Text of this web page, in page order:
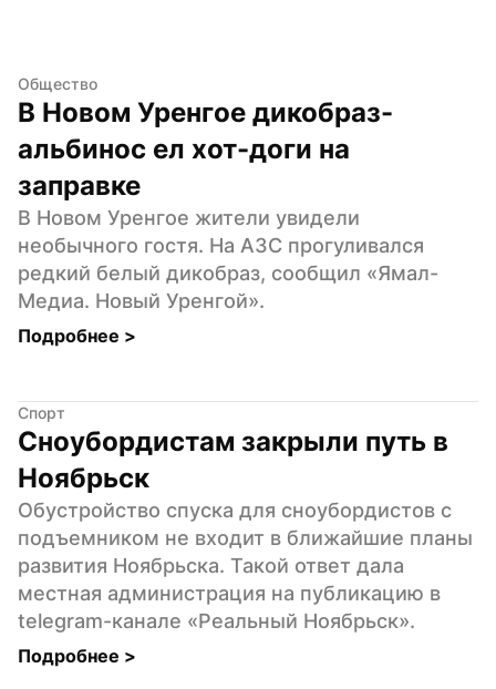
Общество
В Новом Уренгое дикобраз-
альбинос ел хот-доги на
заправке
В Новом Уренгое жители увидели
необычного гостя. На АЗС прогуливался
редкий белый дикобраз, сообщил «Ямал-
Медиа. Новый Уренгой».
Подробнее >
Спорт
Сноубордистам закрыли путь в
Ноябрьск
Обустройство спуска для сноубордистов с
подъемником не входит в ближайшие планы
развития Ноябрьска. Такой ответ дала
местная администрация на публикацию в
telegram-канале «Реальный Ноябрьск».
Подробнее >